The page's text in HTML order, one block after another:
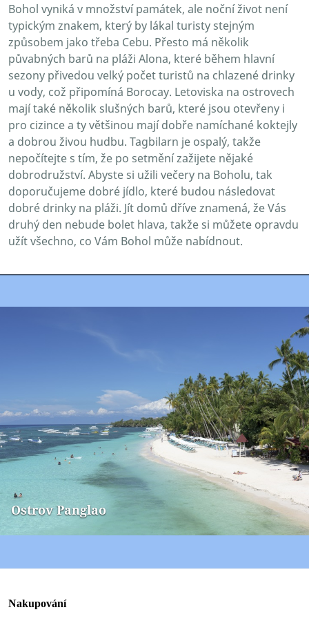
Bohol vyniká v množství památek, ale noční život není
typickým znakem, který by lákal turisty stejným
způsobem jako třeba Cebu. Přesto má několik
půvabných barů na pláži Alona, které během hlavní
sezony přivedou velký počet turistů na chlazené drinky
u vody, což připomíná Borocay. Letoviska na ostrovech
mají také několik slušných barů, které jsou otevřeny i
pro cizince a ty většinou mají dobře namíchané koktejly
a dobrou živou hudbu. Tagbilarn je ospalý, takže
nepočítejte s tím, že po setmění zažijete nějaké
dobrodružství. Abyste si užili večery na Boholu, tak
doporučujeme dobré jídlo, které budou následovat
dobré drinky na pláži. Jít domů dříve znamená, že Vás
druhý den nebude bolet hlava, takže si můžete opravdu
užít všechno, co Vám Bohol může nabídnout.
Ostrov Panglao
Nakupování